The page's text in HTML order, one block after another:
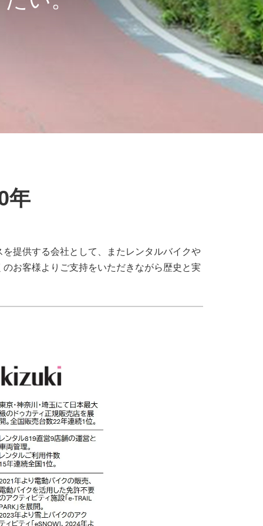
年
提供する会社として、またレンタルバイクや
お客様よりご支持をいただきながら歴史と実